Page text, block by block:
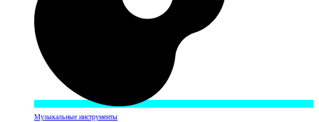
Музыкальные инструменты